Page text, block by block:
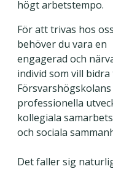
högt arbetstempo.
För att trivas hos
behöver du vara en
engagerad och
individ som vill
Försvarshögskolans
professionella
kollegiala
och sociala
Det faller sig